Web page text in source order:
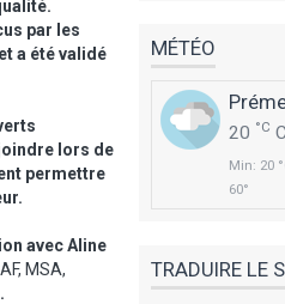
par les
a été validé
lors de
permettre
avec Aline
MSA,
MÉTÉO
20 °C
Min: 20
60°
TRADUIRE LE